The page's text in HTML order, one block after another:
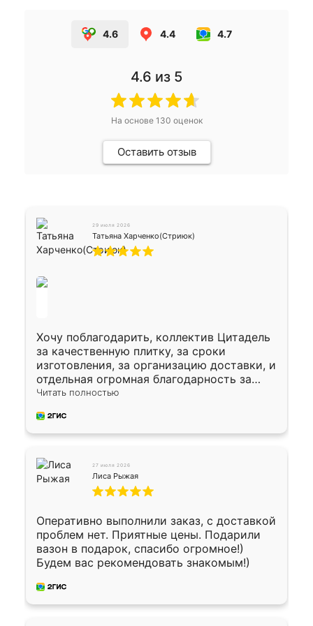
4.6 4.4 4.7
4.6 из 5
На основе 130 оценок
Оставить отзыв
29 июля 2026
Татьяна Харченко(Стриюк)
Хочу поблагодарить, коллектив Цитадель
за качественную плитку, за сроки
изготовления, за организацию доставки, и
отдельная огромная благодарность за
укладку плитки Оганесу, за два дня 70 кв,
Читать полностью
27 июля 2026
Лиса Рыжая
Оперативно выполнили заказ, с доставкой
проблем нет. Приятные цены. Подарили
вазон в подарок, спасибо огромное!)
Будем вас рекомендовать знакомым!)